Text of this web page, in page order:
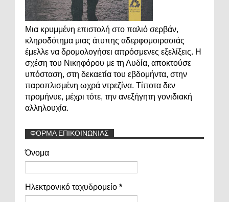
Μια κρυμμένη επιστολή στο παλιό σερβάν,
κληροδότημα μιας άτυπης αδερφομοιρασιάς
έμελλε να δρομολογήσει απρόσμενες εξελίξεις. Η
σχέση του Νικηφόρου με τη Λυδία, αποκτούσε
υπόσταση, στη δεκαετία του εβδομήντα, στην
παροπλισμένη ωχρά ντρεζίνα. Τίποτα δεν
προμήνυε, μέχρι τότε, την ανεξήγητη γονιδιακή
αλληλουχία.
ΦΟΡΜΑ ΕΠΙΚΟΙΝΩΝΙΑΣ
Όνομα
Ηλεκτρονικό ταχυδρομείο *